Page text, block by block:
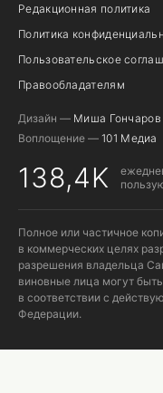
Редакционная политика
Политика
Пользовательское
Правообладателям
Дизайн — Миша Гончаров
Воплощение — 101 Медиа
138,4K
Полное или частичное
в коммерческих целях
разрешения владельца
виновные лица могут
в соответствии с
Федерации.